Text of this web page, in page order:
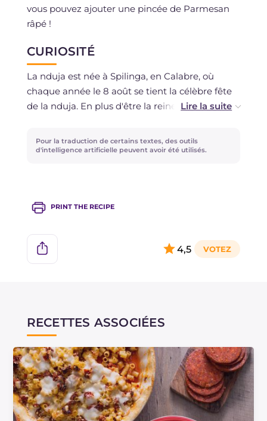
vous pouvez ajouter une pincée de Parmesan
râpé !
CURIOSITÉ
La nduja est née à Spilinga, en Calabre, où
chaque année le 8 août se tient la célèbre fête
de la nduja. En plus d'être la reine des entrées
bruschettas, cette charcuterie piquante et
savoureuse est excellente pour assaisonner les
Pour la traduction de certains textes, des outils
d'intelligence artificielle peuvent avoir été utilisés.
PRINT THE RECIPE
4,5
RECETTES ASSOCIÉES